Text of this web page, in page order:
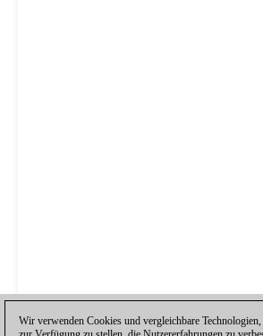
Wir verwenden Cookies und vergleichbare